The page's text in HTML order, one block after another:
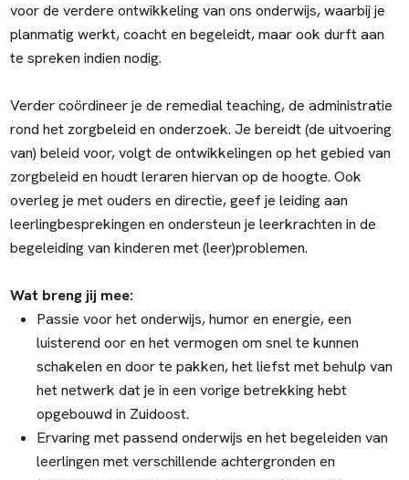
voor de verdere ontwikkeling van ons onderwijs, waarbij je
planmatig werkt, coacht en begeleidt, maar ook durft aan
te spreken indien nodig.
Verder coördineer je de remedial teaching, de administratie
rond het zorgbeleid en onderzoek. Je bereidt (de uitvoering
van) beleid voor, volgt de ontwikkelingen op het gebied van
zorgbeleid en houdt leraren hiervan op de hoogte. Ook
overleg je met ouders en directie, geef je leiding aan
leerlingbesprekingen en ondersteun je leerkrachten in de
begeleiding van kinderen met (leer)problemen.
Wat breng jij mee:
Passie voor het onderwijs, humor en energie, een
luisterend oor en het vermogen om snel te kunnen
schakelen en door te pakken, het liefst met behulp van
het netwerk dat je in een vorige betrekking hebt
opgebouwd in Zuidoost.
Ervaring met passend onderwijs en het begeleiden van
leerlingen met verschillende achtergronden en